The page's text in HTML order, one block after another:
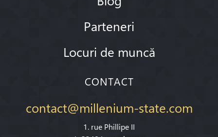
Parteneri
Locuri de muncă
CONTACT
contact@millenium-state.com
1. rue Phillipe II